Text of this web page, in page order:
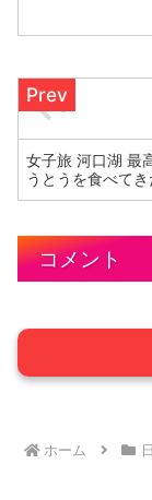
女子旅 河口湖 最
うとうを食べてき
コメント
ホーム